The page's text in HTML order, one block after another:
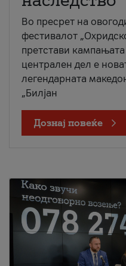
Во пресрет на
фестивалот
претстави кампањата
централен дел е
легендарната
„Билјан
Дознај повеќе